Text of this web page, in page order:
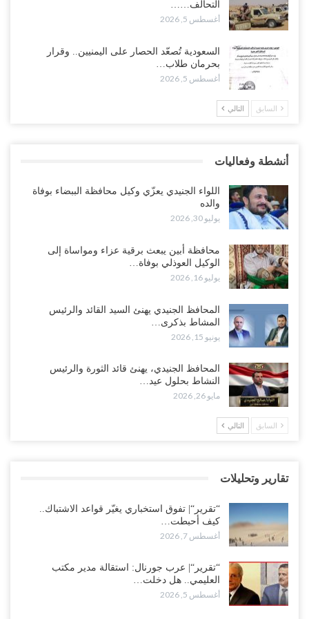
أغسطس 5, 2026
وسط معركة سعودية لإسقاط آخر معاقل الزبيدي.. القبائل تستنفر و”درع
الوطن” تبدأ الانتشار..!
أغسطس 5, 2026
خلافات الرواتب تشعل مواجهة داخل معسكر التحالف… والإصلاح يصعّد
تعميد الشهادات يشعل غضباً واسعاً..!
أغسطس 5, 2026
ملفات المال والنفط..!
أغسطس 5, 2026
النفط تلتف حول أفريقيا وسفن تعلن: “لا توجد شحنة…
أغسطس 4, 2026
مليون برميل يشعل غضب حضرموت..!
أغسطس 4, 2026
مدير مكتب العليمي يقدم استقالته.. والخلافات تعصف بالرئاسي وصراع
“تعز“| وسط إعادة رسم النفوذ السعودي.. الإصلاح يجدد اتهامه لطارق
بالتهريب وعينه على المحافظ..!
أغسطس 4, 2026
“شبوة“| مع تحشيدات عسكرية تنذر بجولة جديدة مع السعودية.. الإمارات
تعيد تحشيد قواتها في أهم سواحل اليمن على البحر…
أغسطس 4, 2026
التحالف……
أغسطس 5, 2026
السعودية تُصعّد الحصار على اليمنيين.. وقرار
بحرمان طلاب…
أغسطس 5, 2026
السابق التالي
أنشطة وفعاليات
اللواء الجنيدي يعزّي وكيل محافظة الببضاء بوفاة
والده
يوليو 30, 2026
محافظة أبين يبعث برقية عزاء ومواساة إلى
الوكيل العوذلي بوفاة…
يوليو 16, 2026
المحافظ الجنيدي يهنئ السيد القائد والرئيس
المشاط بذكرى…
يونيو 15, 2026
المحافظ الجنيدي، يهنئ قائد الثورة والرئيس
النشاط بحلول عيد…
مايو 26, 2026
السابق التالي
تقارير وتحليلات
“تقرير“| تفوق استخباري يغيّر قواعد الاشتباك..
كيف أحبطت…
أغسطس 7, 2026
“تقرير“| عرب جورنال: استقالة مدير مكتب
العليمي.. هل دخلت…
أغسطس 5, 2026